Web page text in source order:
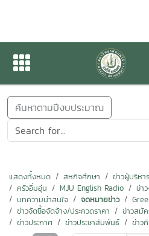
ข่าวสารกิจกรรม
ค้นหาตามปีงบประมาณ
แสดงทั้งหมด สหกิจศึกษา ข่าวผู้บริหาร
ครัวอิ่มอุ่น
MJU English Radio ข่า
บทความน่าสนใจ
จดหมายข่าว
ข่าวจัดซื้อจัดจ้าง/ประกวดราคา
ข่าวสมั
ข่าวประกาศ
ข่าวประชาสัมพันธ์ ข่าว